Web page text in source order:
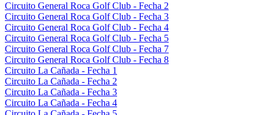
Circuito General Roca Golf Club - Fecha 2
Circuito General Roca Golf Club - Fecha 3
Circuito General Roca Golf Club - Fecha 4
Circuito General Roca Golf Club - Fecha 5
Circuito General Roca Golf Club - Fecha 7
Circuito General Roca Golf Club - Fecha 8
Circuito La Cañada - Fecha 1
Circuito La Cañada - Fecha 2
Circuito La Cañada - Fecha 3
Circuito La Cañada - Fecha 4